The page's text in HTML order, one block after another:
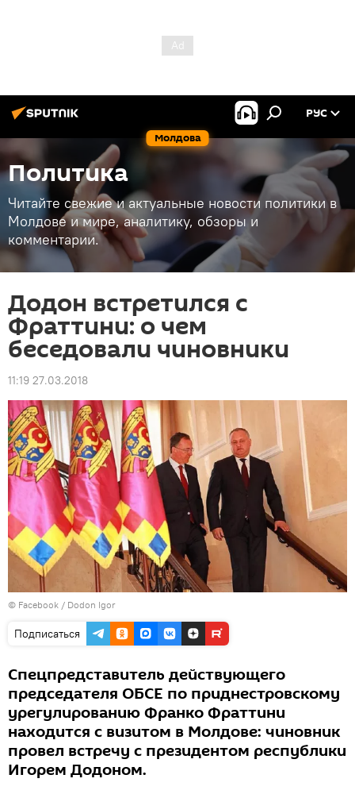
Молдова
РУС
Политика
Читайте свежие и актуальные новости политики в
Молдове и мире, аналитику, обзоры и
комментарии.
Додон встретился с
Фраттини: о чем
беседовали чиновники
11:19 27.03.2018
© Facebook / Dodon Igor
Подписаться
Спецпредставитель действующего
председателя ОБСЕ по приднестровскому
урегулированию Франко Фраттини
находится с визитом в Молдове: чиновник
провел встречу с президентом республики
Игорем Додоном.